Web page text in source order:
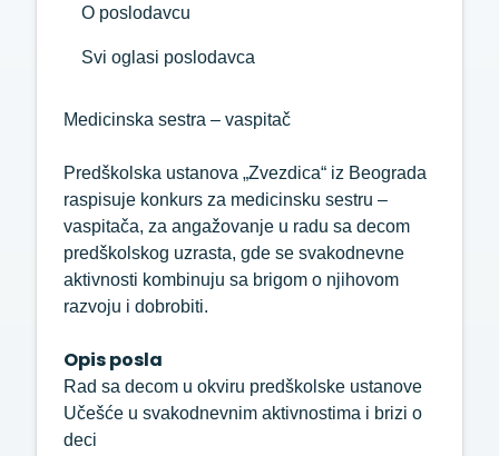
O poslodavcu
Svi oglasi poslodavca
Medicinska sestra – vaspitač
Predškolska ustanova „Zvezdica“ iz Beograda
raspisuje konkurs za medicinsku sestru –
vaspitača, za angažovanje u radu sa decom
predškolskog uzrasta, gde se svakodnevne
aktivnosti kombinuju sa brigom o njihovom
razvoju i dobrobiti.
Opis posla
Rad sa decom u okviru predškolske ustanove
Učešće u svakodnevnim aktivnostima i brizi o
deci